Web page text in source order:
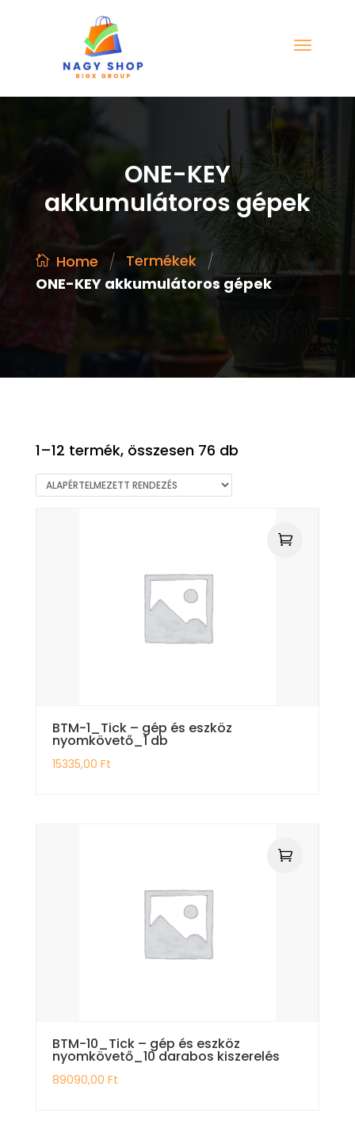
ONE-KEY
akkumulátoros gépek
Home / Termékek /
ONE-KEY akkumulátoros gépek
1–12 termék, összesen 76 db
BTM-1_Tick – gép és eszköz
nyomkövető_1 db
15335,00 Ft
BTM-10_Tick – gép és eszköz
nyomkövető_10 darabos kiszerelés
89090,00 Ft